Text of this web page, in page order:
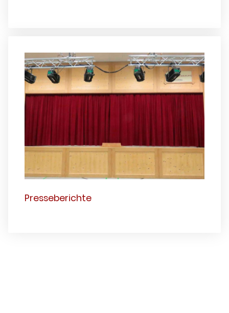
Presseberichte